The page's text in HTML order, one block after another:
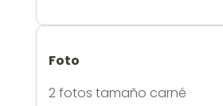
Foto
2 fotos tamaño carné